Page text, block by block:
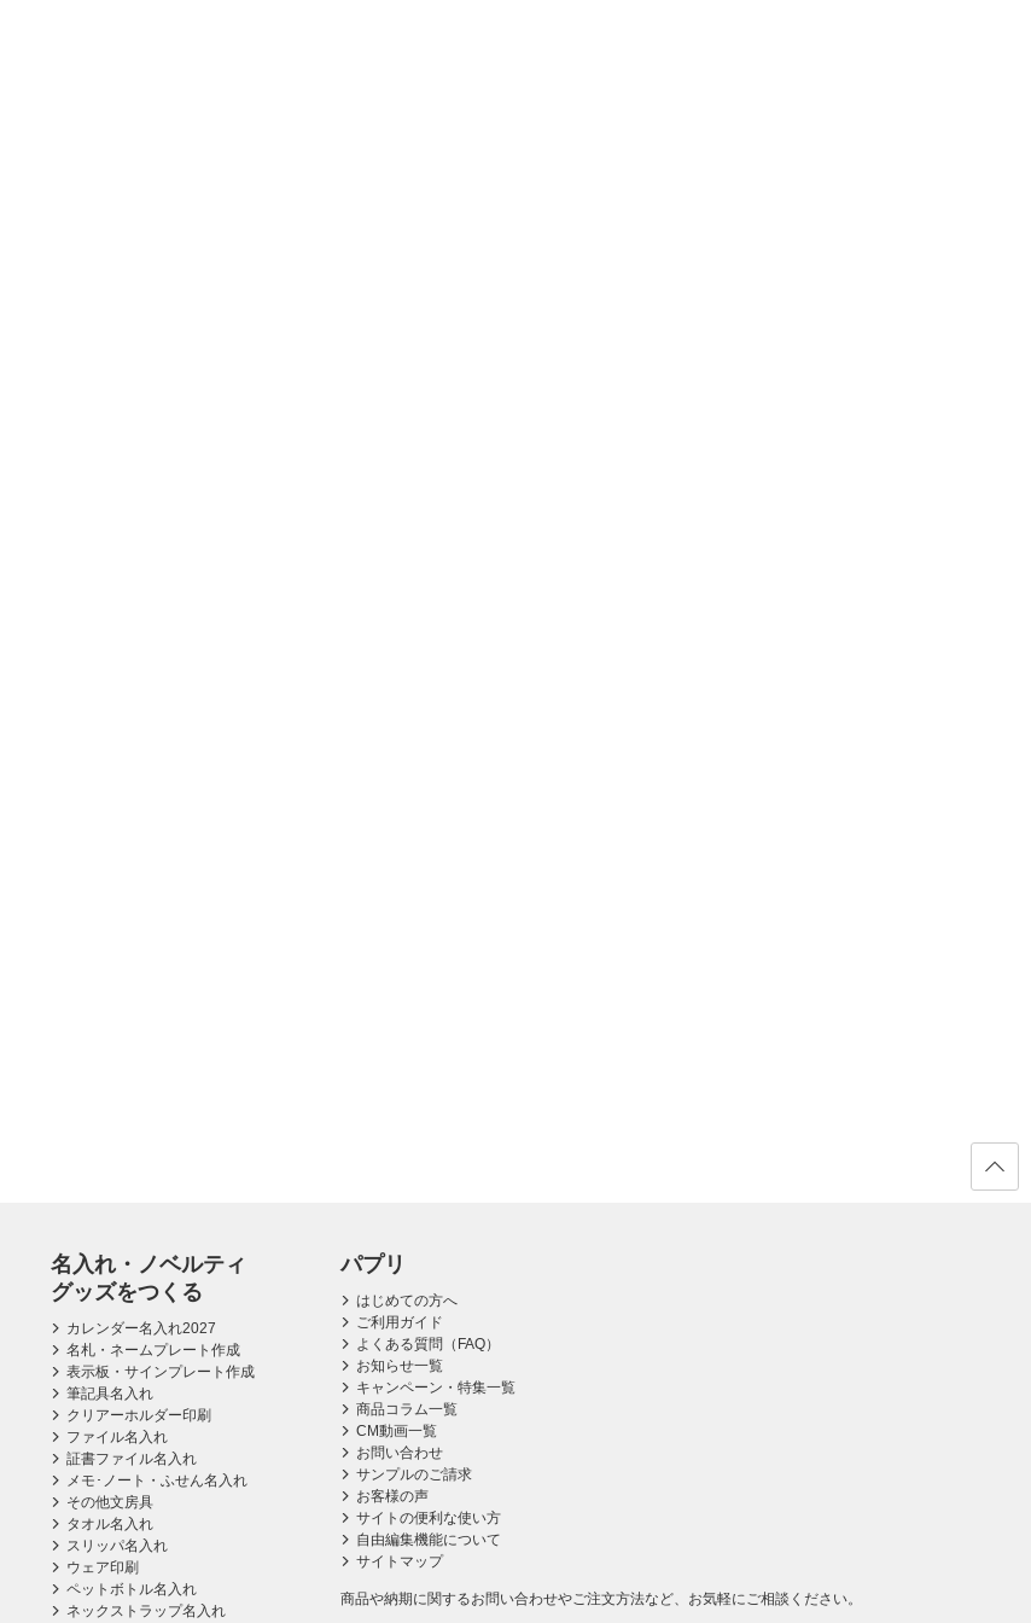
名入れ・ノベルティ
グッズをつくる
カレンダー名入れ2027
名札・ネームプレート作成
表示板・サインプレート作成
筆記具名入れ
クリアーホルダー印刷
ファイル名入れ
証書ファイル名入れ
メモ･ノート・ふせん名入れ
その他文房具
タオル名入れ
スリッパ名入れ
ウェア印刷
ペットボトル名入れ
ネックストラップ名入れ
パプリ
はじめての方へ
ご利用ガイド
よくある質問（FAQ）
お知らせ一覧
キャンペーン・特集一覧
商品コラム一覧
CM動画一覧
お問い合わせ
サンプルのご請求
お客様の声
サイトの便利な使い方
自由編集機能について
サイトマップ
商品や納期に関するお問い合わせやご注文方法など、お気軽にご相談ください。